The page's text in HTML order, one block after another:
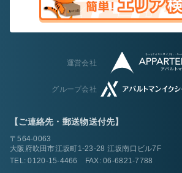
運営会社
グループ会社
【ご連絡先・郵送物送付先】
〒564-0063
大阪府吹田市江坂町1-23-28 江坂南口ビル7F
TEL:0120-15-4466 FAX: 06-6821-7788